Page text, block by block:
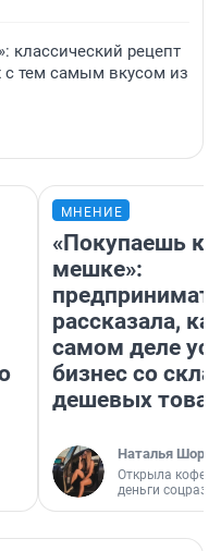
классический рецепт
тем самым вкусом из
МНЕНИЕ
«Покупаешь
мешке»:
рассказала,
самом деле
бизнес со
дешевых
Наталья
Открыла
деньги